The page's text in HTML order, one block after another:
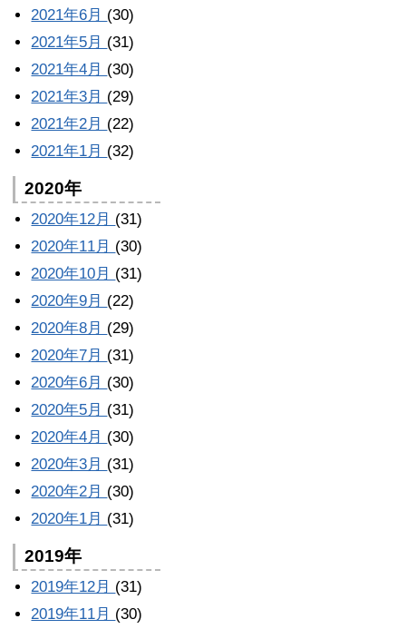
2021年6月 (30)
2021年5月 (31)
2021年4月 (30)
2021年3月 (29)
2021年2月 (22)
2021年1月 (32)
2020年
2020年12月 (31)
2020年11月 (30)
2020年10月 (31)
2020年9月 (22)
2020年8月 (29)
2020年7月 (31)
2020年6月 (30)
2020年5月 (31)
2020年4月 (30)
2020年3月 (31)
2020年2月 (30)
2020年1月 (31)
2019年
2019年12月 (31)
2019年11月 (30)